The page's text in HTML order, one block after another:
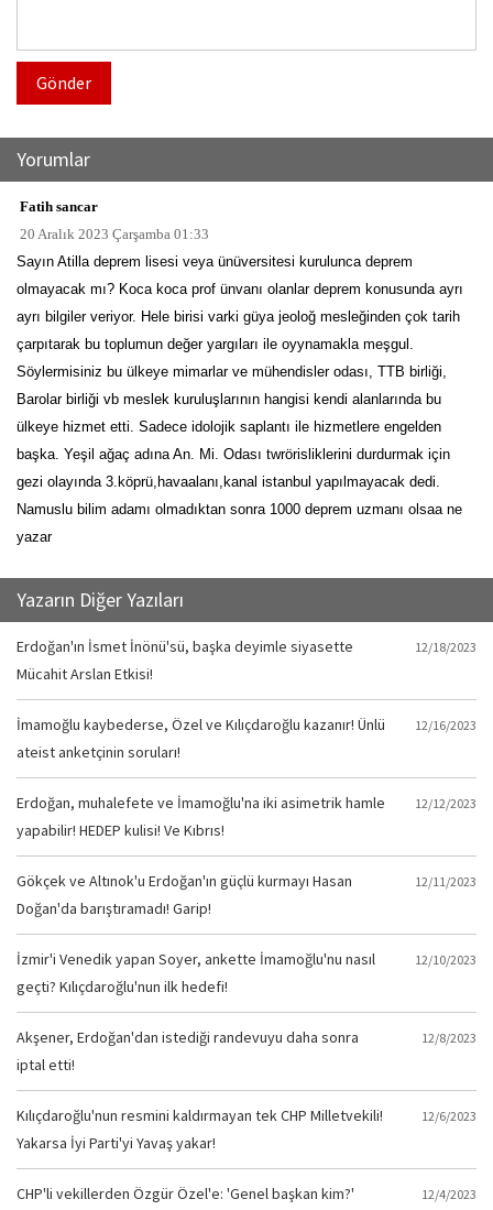
Gönder
Yorumlar
Fatih sancar
20 Aralık 2023 Çarşamba 01:33
Sayın Atilla deprem lisesi veya ünüversitesi kurulunca deprem
olmayacak mı? Koca koca prof ünvanı olanlar deprem konusunda ayrı
ayrı bilgiler veriyor. Hele birisi varki güya jeoloğ mesleğinden çok tarih
çarpıtarak bu toplumun değer yargıları ile oyynamakla meşgul.
Söylermisiniz bu ülkeye mimarlar ve mühendisler odası, TTB birliği,
Barolar birliği vb meslek kuruluşlarının hangisi kendi alanlarında bu
ülkeye hizmet etti. Sadece idolojik saplantı ile hizmetlere engelden
başka. Yeşil ağaç adına An. Mi. Odası twrörisliklerini durdurmak için
gezi olayında 3.köprü,havaalanı,kanal istanbul yapılmayacak dedi.
Namuslu bilim adamı olmadıktan sonra 1000 deprem uzmanı olsaa ne
yazar
Yazarın Diğer Yazıları
Erdoğan'ın İsmet İnönü'sü, başka deyimle siyasette
Mücahit Arslan Etkisi!
12/18/2023
İmamoğlu kaybederse, Özel ve Kılıçdaroğlu kazanır! Ünlü
ateist anketçinin soruları!
12/16/2023
Erdoğan, muhalefete ve İmamoğlu'na iki asimetrik hamle
yapabilir! HEDEP kulisi! Ve Kıbrıs!
12/12/2023
Gökçek ve Altınok'u Erdoğan'ın güçlü kurmayı Hasan
Doğan'da barıştıramadı! Garip!
12/11/2023
İzmir'i Venedik yapan Soyer, ankette İmamoğlu'nu nasıl
geçti? Kılıçdaroğlu'nun ilk hedefi!
12/10/2023
Akşener, Erdoğan'dan istediği randevuyu daha sonra
iptal etti!
12/8/2023
Kılıçdaroğlu'nun resmini kaldırmayan tek CHP Milletvekili!
Yakarsa İyi Parti'yi Yavaş yakar!
12/6/2023
CHP'li vekillerden Özgür Özel'e: 'Genel başkan kim?'
12/4/2023